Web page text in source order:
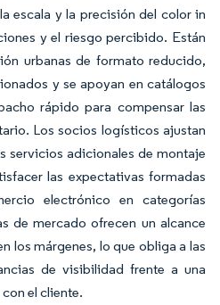
escala y la precisión del color in
y el riesgo percibido. Están
urbanas de formato reducido,
y se apoyan en catálogos
rápido para compensar las
Los socios logísticos ajustan
servicios adicionales de montaje
las expectativas formadas
electrónico en categorías
de mercado ofrecen un alcance
los márgenes, lo que obliga a las
de visibilidad frente a una
el cliente.